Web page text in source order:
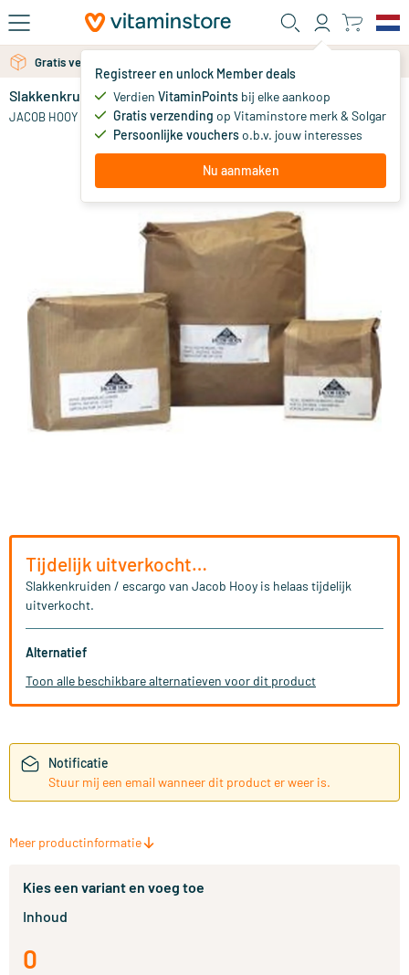
Ga naar de hoofdinhoud
Registreer en unlock Member deals
Verdien VitaminPoints bij elke aankoop
Gratis verzending op Vitaminstore merk & Solgar
Persoonlijke voucherso.b.v. jouw interesses
Nu aanmaken
Gratis verzending vanaf 25 euro
Gratis persoonlijk advies via chat of email
Slakkenkruiden / escargo
JACOB HOOY
Tijdelijk uitverkocht…
Slakkenkruiden / escargo van Jacob Hooy is helaas tijdelijk
uitverkocht.
Alternatief
Toon alle beschikbare alternatieven voor dit product
Notificatie
Stuur mij een email wanneer dit product er weer is.
Meer productinformatie
Kies een variant en voeg toe
Inhoud
0